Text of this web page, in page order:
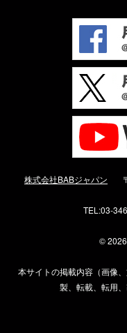
株式会社BABジャパン
TEL:03-
©
本サイトの掲載内容（画像
製、転載、転用